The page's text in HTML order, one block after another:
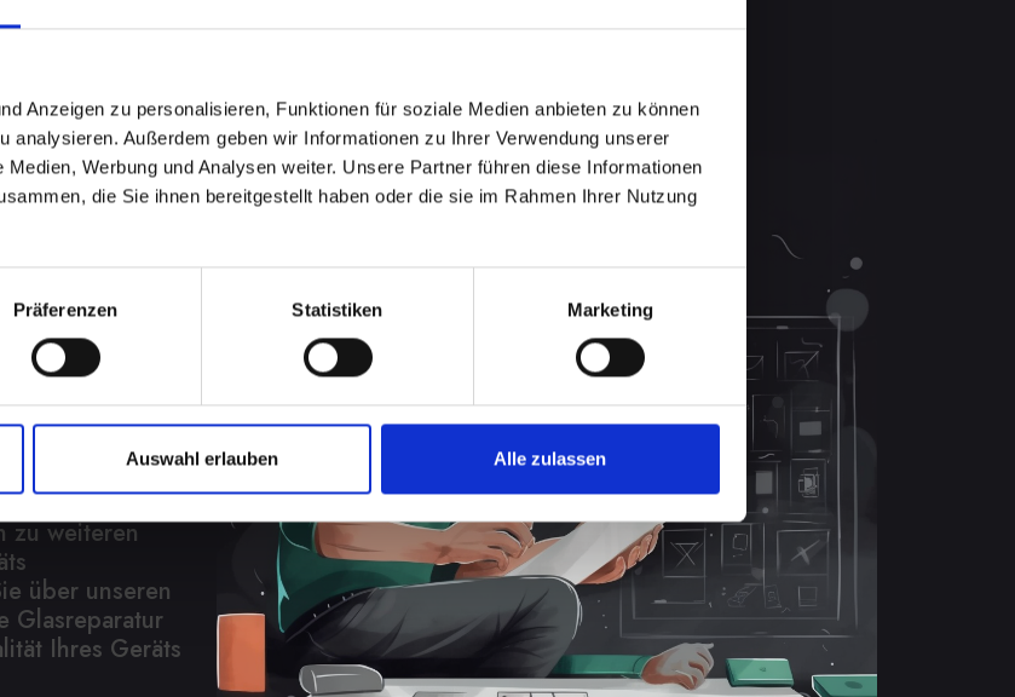
Anzeigen zu personalisieren, Funktionen für soziale Medien anbieten zu können
analysieren. Außerdem geben wir Informationen zu Ihrer Verwendung unserer
Werbung und Analysen weiter. Unsere Partner führen diese Informationen
die Sie ihnen bereitgestellt haben oder die sie im Rahmen Ihrer Nutzung
Präferenzen Statistiken Marketing
Auswahl erlauben Alle zulassen
an
PRO
Wir
Problem,
13-PRO
zu weiteren
über unseren
Glasreparatur
Ihres Geräts